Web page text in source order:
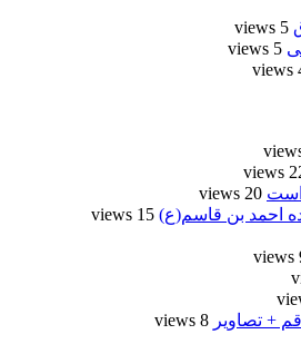
5 views
5 views
4
22
است 20 views
احمد بن قاسم(ع) 15 views
9
+ تصاویر 8 views